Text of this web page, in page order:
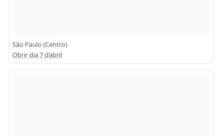
São Paulo (Centro)
Obrir dia 7 d’abril